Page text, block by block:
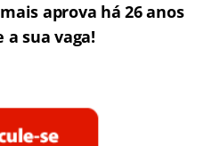
aprova há 26 anos
a sua vaga!